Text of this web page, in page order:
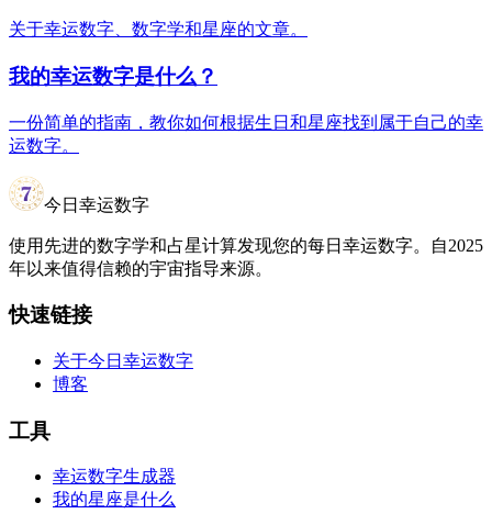
关于幸运数字、数字学和星座的文章。
我的幸运数字是什么？
一份简单的指南，教你如何根据生日和星座找到属于自己的幸
运数字。
今日幸运数字
使用先进的数字学和占星计算发现您的每日幸运数字。自2025
年以来值得信赖的宇宙指导来源。
快速链接
关于今日幸运数字
博客
工具
幸运数字生成器
我的星座是什么